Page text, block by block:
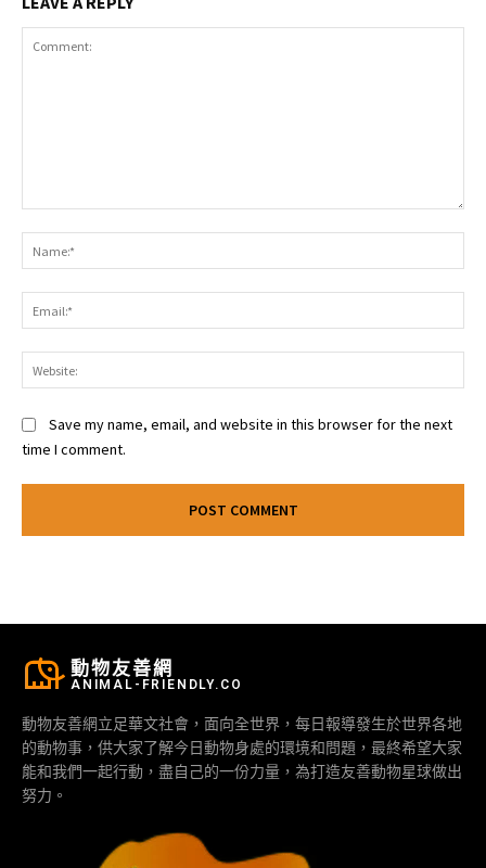
Save my name, email, and website in this browser for the next
time I comment.
動物友善網
ANIMAL-FRIENDLY.CO
動物友善網立足華文社會，面向全世界，每日報導發生於世界各地
的動物事，供大家了解今日動物身處的環境和問題，最終希望大家
能和我們一起行動，盡自己的一份力量，為打造友善動物星球做出
努力。